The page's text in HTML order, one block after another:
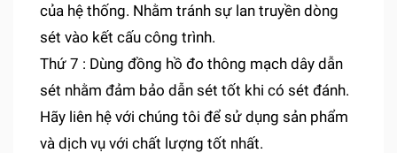
của hệ thống. Nhằm tránh sự lan truyền dòng
sét vào kết cấu công trình.
Thứ 7 : Dùng đồng hồ đo thông mạch dây dẫn
sét nhằm đảm bảo dẫn sét tốt khi có sét đánh.
Hãy liên hệ với chúng tôi để sử dụng sản phẩm
và dịch vụ với chất lượng tốt nhất.